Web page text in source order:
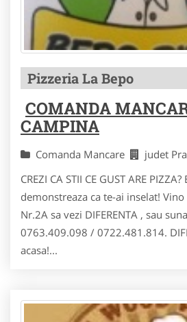
Pizzeria La Bepo
COMANDA
CAMPINA
Comanda Mancare judet
CREZI CA STII CE GUST ARE
demonstreaza ca te-ai inselat!
Nr.2A sa vezi DIFERENTA , sau
0763.409.098 / 0722.481.814.
acasa!...